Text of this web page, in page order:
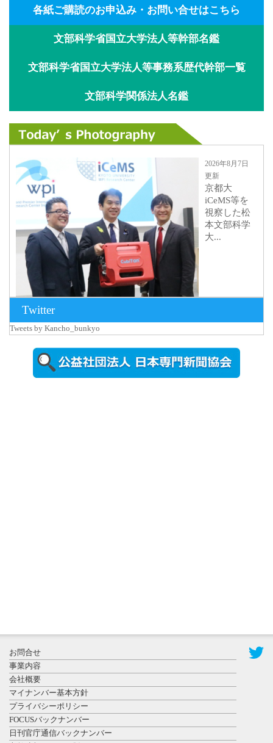
各紙ご購読のお申込み・お問い合せはこちら
文部科学省国立大学法人等幹部名鑑
文部科学省国立大学法人等事務系歴代幹部一覧
文部科学関係法人名鑑
2026年8月7日
更新
京都大
iCeMS等を
視察した松
本文部科学
大...
2026年8月5日
更新
農工大で大
登録有形文
化財となっ
た東北大植
物園八...
Twitter
Tweets by Kancho_bunkyo
お問合せ
事業内容
会社概要
マイナンバー基本方針
プライバシーポリシー
FOCUSバックナンバー
日刊官庁通信バックナンバー